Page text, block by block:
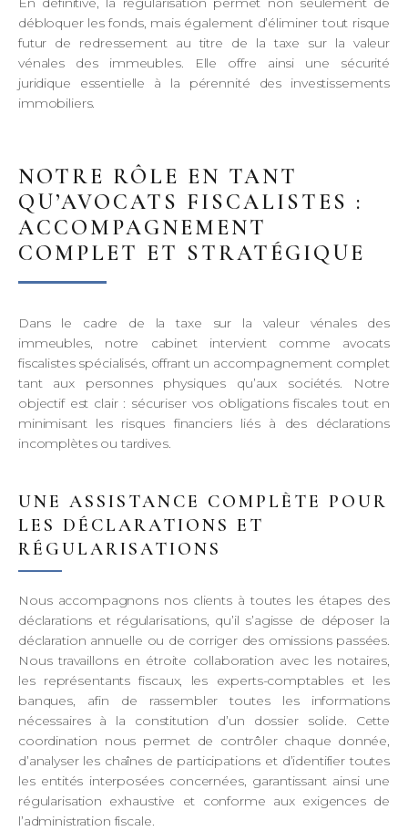
débloquer les fonds, mais également d’éliminer tout risque
futur de redressement au titre de la taxe sur la valeur
vénales des immeubles. Elle offre ainsi une sécurité
juridique essentielle à la pérennité des investissements
immobiliers.
NOTRE RÔLE EN TANT
QU’AVOCATS FISCALISTES :
ACCOMPAGNEMENT
COMPLET ET STRATÉGIQUE
Dans le cadre de la taxe sur la valeur vénales des
immeubles, notre cabinet intervient comme avocats
fiscalistes spécialisés, offrant un accompagnement complet
tant aux personnes physiques qu’aux sociétés. Notre
objectif est clair : sécuriser vos obligations fiscales tout en
minimisant les risques financiers liés à des déclarations
incomplètes ou tardives.
UNE ASSISTANCE COMPLÈTE POUR
LES DÉCLARATIONS ET
RÉGULARISATIONS
Nous accompagnons nos clients à toutes les étapes des
déclarations et régularisations, qu’il s’agisse de déposer la
déclaration annuelle ou de corriger des omissions passées.
Nous travaillons en étroite collaboration avec les notaires,
les représentants fiscaux, les experts-comptables et les
banques, afin de rassembler toutes les informations
nécessaires à la constitution d’un dossier solide. Cette
coordination nous permet de contrôler chaque donnée,
d’analyser les chaînes de participations et d’identifier toutes
les entités interposées concernées, garantissant ainsi une
régularisation exhaustive et conforme aux exigences de
l’administration fiscale.